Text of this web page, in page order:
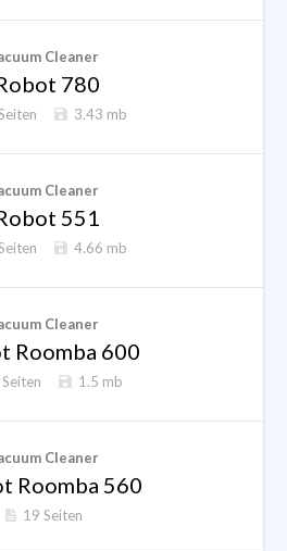
Cleaner
780
3.43 mb
Cleaner
551
4.66 mb
Cleaner
Roomba 600
1.5 mb
Cleaner
Roomba 560
19 Seiten